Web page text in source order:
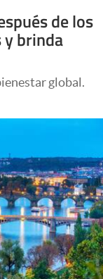
de los
y brinda
global.